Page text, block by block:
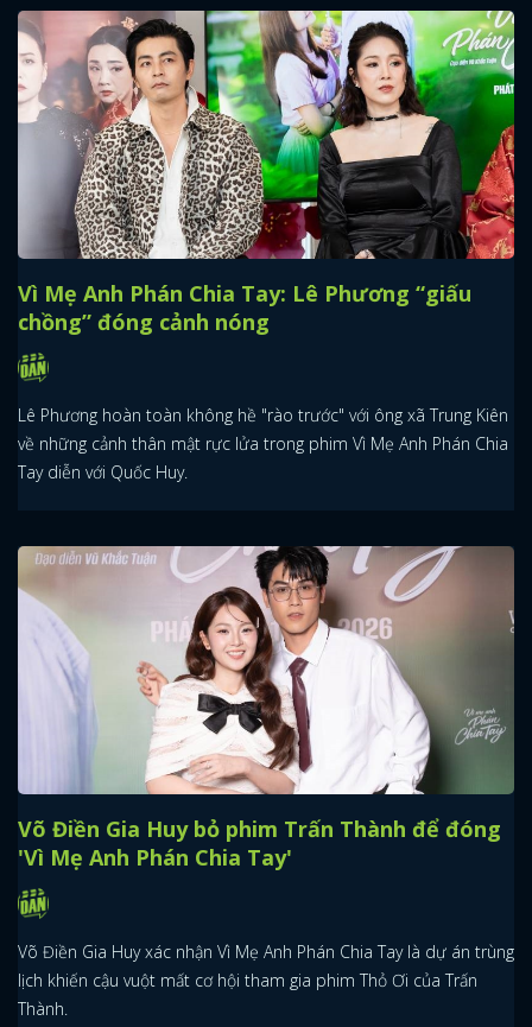
Vì Mẹ Anh Phán Chia Tay: Lê Phương “giấu
chồng” đóng cảnh nóng
Lê Phương hoàn toàn không hề "rào trước" với ông xã Trung Kiên
về những cảnh thân mật rực lửa trong phim Vì Mẹ Anh Phán Chia
Tay diễn với Quốc Huy.
Võ Điền Gia Huy bỏ phim Trấn Thành để đóng
'Vì Mẹ Anh Phán Chia Tay'
Võ Điền Gia Huy xác nhận Vì Mẹ Anh Phán Chia Tay là dự án trùng
lịch khiến cậu vuột mất cơ hội tham gia phim Thỏ Ơi của Trấn
Thành.